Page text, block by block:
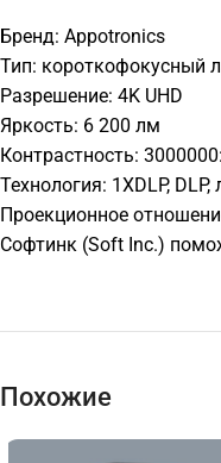
Бренд: Appotronics
Тип: короткофокусный
Разрешение: 4K UHD
Яркость: 6 200 лм
Контрастность:
Технология: 1XDLP,
Проекционное
Софтинк (Soft Inc.)
Похожие